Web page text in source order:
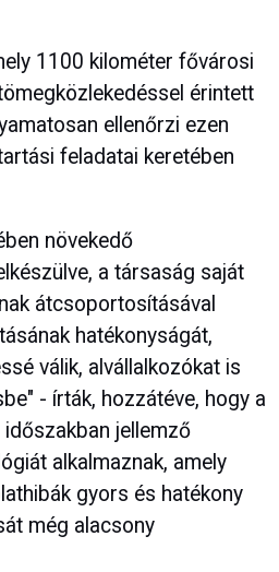
1100 kilométer fővárosi
érintett
ellenőrzi ezen
feladatai keretében
növekedő
a társaság saját
átcsoportosításával
hatékonyságát,
válik, alvállalkozókat is
- írták, hozzátéve, hogy a
időszakban jellemző
alkalmaznak, amely
gyors és hatékony
még alacsony